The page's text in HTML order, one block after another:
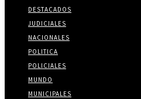
DESTACADOS
JUDICIALES
NACIONALES
POLITICA
POLICIALES
MUNDO
MUNICIPALES